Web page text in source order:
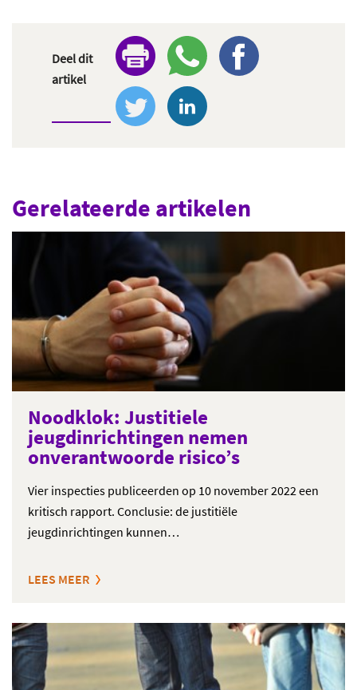
Deel dit
artikel
Gerelateerde artikelen
Noodklok: Justitiele
jeugdinrichtingen nemen
onverantwoorde risico’s
Vier inspecties publiceerden op 10 november 2022 een
kritisch rapport. Conclusie: de justitiële
jeugdinrichtingen kunnen…
LEES MEER